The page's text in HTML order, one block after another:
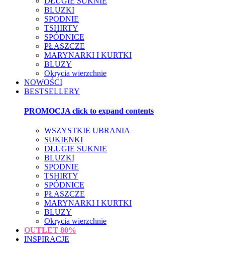
BLUZKI
SPODNIE
TSHIRTY
SPÓDNICE
PŁASZCZE
MARYNARKI I KURTKI
BLUZY
Okrycia wierzchnie
NOWOŚCI
BESTSELLERY
PROMOCJA click to expand contents
WSZYSTKIE UBRANIA
SUKIENKI
DŁUGIE SUKNIE
BLUZKI
SPODNIE
TSHIRTY
SPÓDNICE
PŁASZCZE
MARYNARKI I KURTKI
BLUZY
Okrycia wierzchnie
OUTLET 80%
INSPIRACJE